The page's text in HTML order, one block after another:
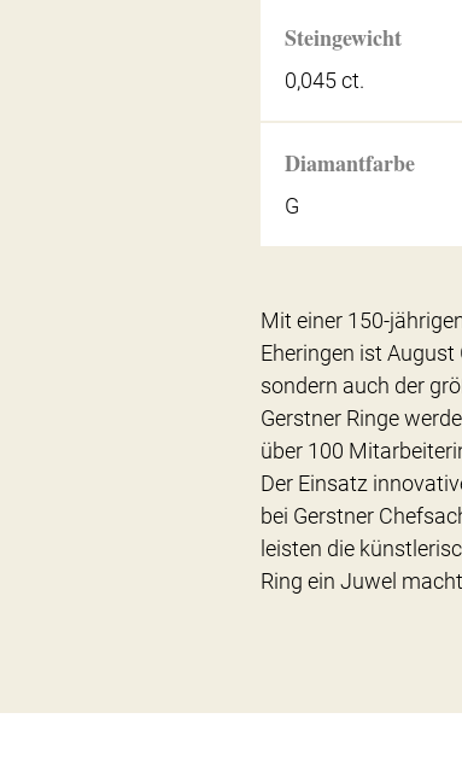
Steingewicht
0,045 ct.
Diamantfarbe
G
Mit einer 150-
Eheringen ist
sondern auch der
Gerstner Ringe
über 100
Der Einsatz
bei Gerstner
leisten die
Ring ein Juwel